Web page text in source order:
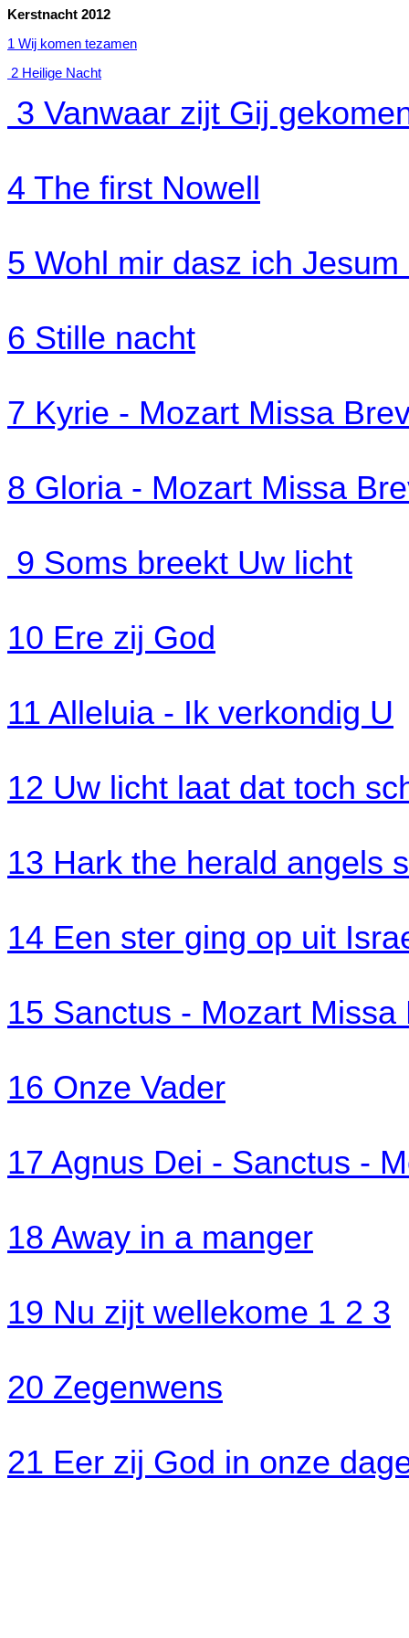
Kerstnacht 2012
1 Wij komen tezamen
2 Heilige Nacht
3 Vanwaar zijt Gij
4 The first Nowell
5 Wohl mir dasz ich Jesum
6 Stille nacht
7 Kyrie - Mozart Missa
8 Gloria - Mozart Missa
9 Soms breekt Uw licht
10 Ere zij God
11 Alleluia - Ik verkondig U
12 Uw licht laat dat toch
13 Hark the herald angels
14 Een ster ging op uit
15 Sanctus - Mozart Missa
16 Onze Vader
17 Agnus Dei - Sanctus -
18 Away in a manger
19 Nu zijt wellekome 1 2 3
20 Zegenwens
21 Eer zij God in onze